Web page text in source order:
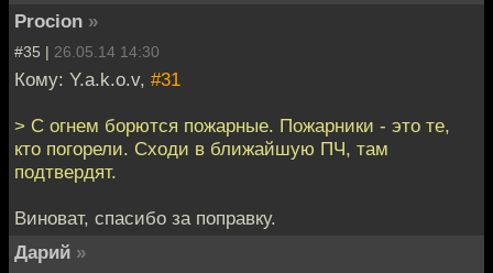
Procion »
#35 | 26.05.14 14:30
Кому: Y.a.k.o.v, #31
> С огнем борются пожарные. Пожарники - это те,
кто погорели. Сходи в ближайшую ПЧ, там
подтвердят.
Виноват, спасибо за поправку.
Дарий »